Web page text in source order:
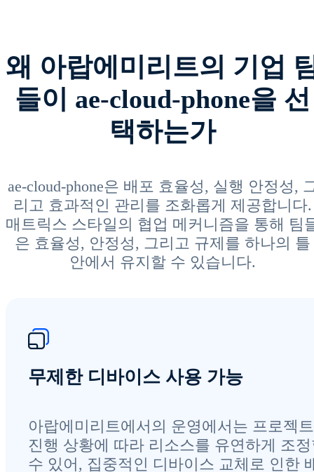
왜 아랍에미리트의 기업
들이 ae-cloud-phone을 선
택하는가
ae-cloud-phone은 배포 효율성, 실행 안정성,
리고 효과적인 관리를 조화롭게 제공합니다.
매트릭스 스타일의 협업 메커니즘을 통해 팀
은 효율성, 안정성, 그리고 규제를 하나의 틀
안에서 유지할 수 있습니다.
무제한 디바이스 사용 가능
아랍에미리트에서의 운영에서는 프로젝
진행 상황에 따라 리소스를 유연하게 조
수 있어, 집중적인 디바이스 교체로 인한